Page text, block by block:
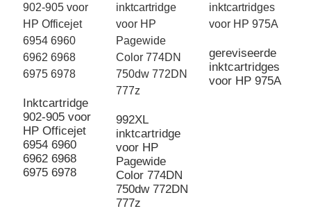
Inktcartridge
902-905 voor
HP Officejet
6954 6960
6962 6968
6975 6978
992XL
inktcartridge
voor HP
Pagewide
Color 774DN
750dw 772DN
777z
gereviseerde
inktcartridges
voor HP 975A